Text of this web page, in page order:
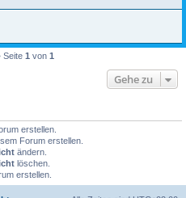
Seite 1 von 1
Gehe zu
erstellen.
Forum erstellen.
ändern.
löschen.
erstellen.